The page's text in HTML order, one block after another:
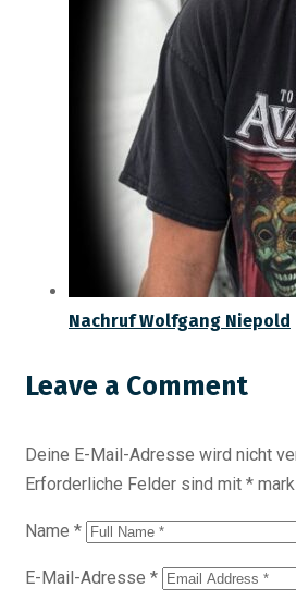
Nachruf Wolfgang Niepold
Leave a Comment
Deine E-Mail-Adresse wird nicht
Erforderliche Felder sind mit *
Name *
E-Mail-Adresse *